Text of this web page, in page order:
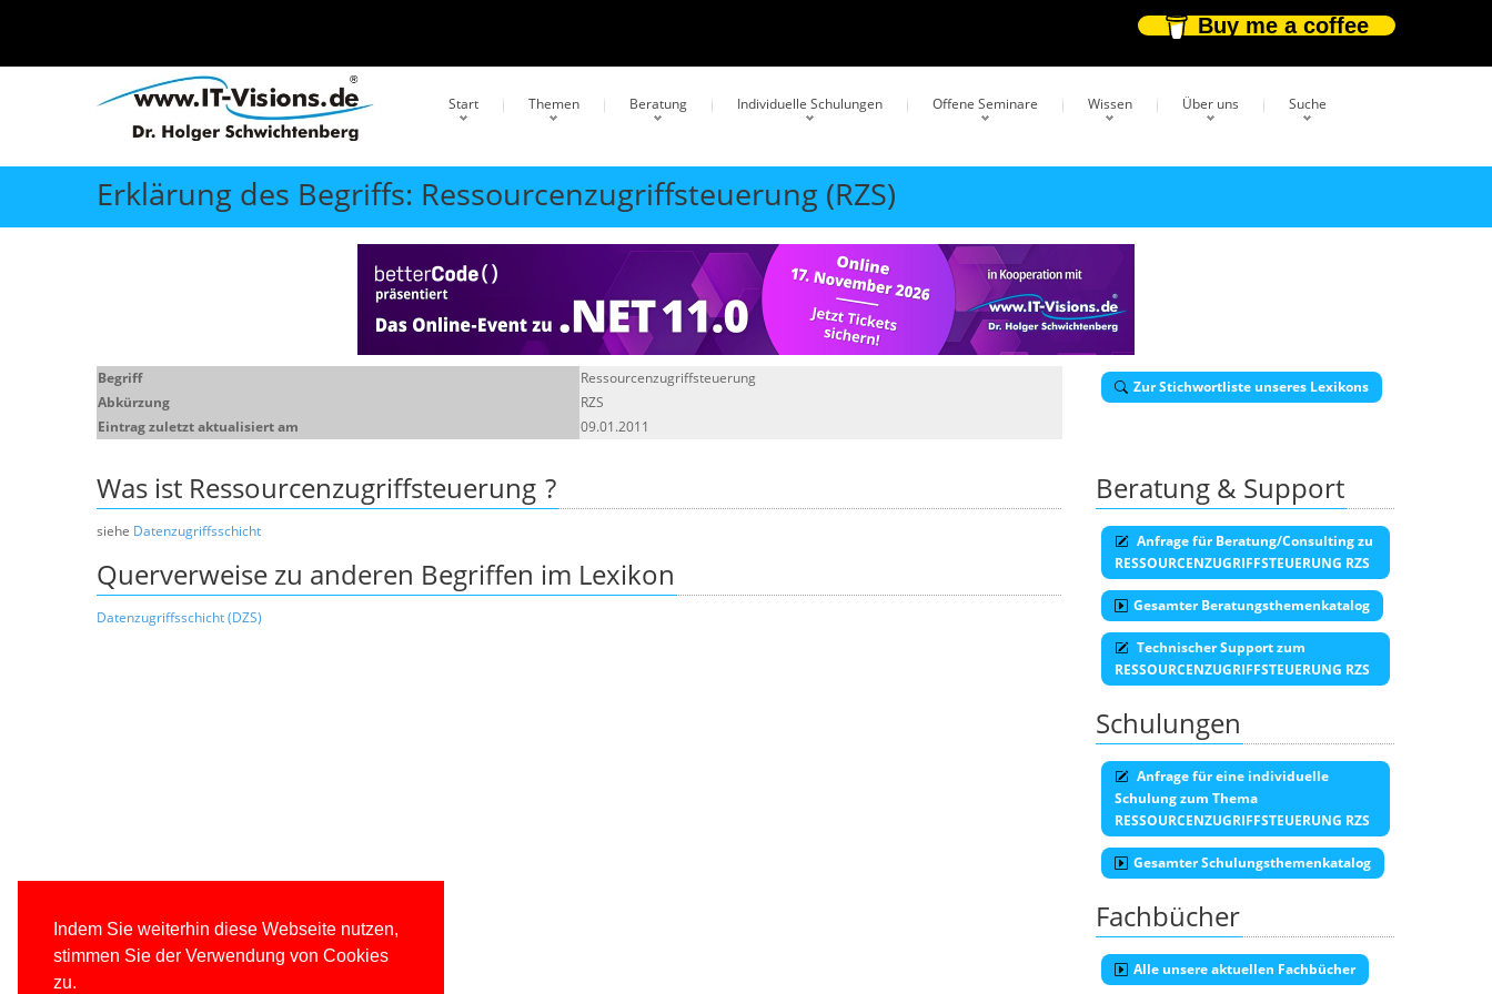
Indem Sie weiterhin diese Webseite nutzen,
stimmen Sie der Verwendung von Cookies
zu.
Buy me a coffee
Start Themen Beratung Individuelle Schulungen Offene Seminare Wissen Über uns Suche
Erklärung des Begriffs: Ressourcenzugriffsteuerung (RZS)
Begriff
Ressourcenzugriffsteuerung
Abkürzung
RZS
Eintrag zuletzt aktualisiert am
09.01.2011
Zur Stichwortliste unseres Lexikons
Was ist Ressourcenzugriffsteuerung ?
siehe Datenzugriffsschicht
Querverweise zu anderen Begriffen im Lexikon
Datenzugriffsschicht (DZS)
Beratung & Support
Anfrage für Beratung/Consulting zu
RESSOURCENZUGRIFFSTEUERUNG RZS
Gesamter Beratungsthemenkatalog
Technischer Support zum
RESSOURCENZUGRIFFSTEUERUNG RZS
Schulungen
Anfrage für eine individuelle
Schulung zum Thema
RESSOURCENZUGRIFFSTEUERUNG RZS
Gesamter Schulungsthemenkatalog
Fachbücher
Alle unsere aktuellen Fachbücher